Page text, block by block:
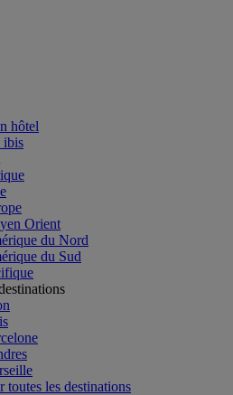
hôtel
ibis
Orient
du Nord
du Sud
toutes les destinations